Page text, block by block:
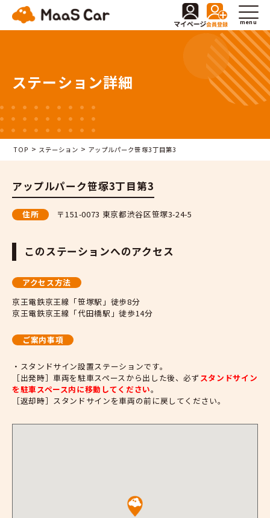
menu
ステーション詳細
TOP > ステーション > アップルパーク笹塚3丁目第3
アップルパーク笹塚3丁目第3
住所 〒151-0073 東京都渋谷区笹塚3-24-5
このステーションへのアクセス
アクセス方法
京王電鉄京王線「笹塚駅」徒歩8分
京王電鉄京王線「代田橋駅」徒歩14分
ご案内事項
・スタンドサイン設置ステーションです。
［出発時］車両を駐車スペースから出した後、必ず スタンドサイン
を駐車スペース内に移動してください。
［返却時］スタンドサインを車両の前に戻してください。